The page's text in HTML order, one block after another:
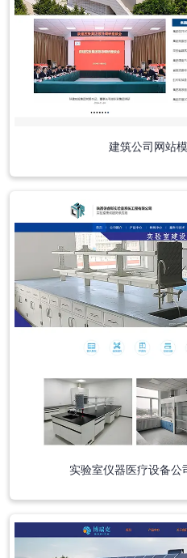
建筑公司网站
实验室仪器医疗设备公